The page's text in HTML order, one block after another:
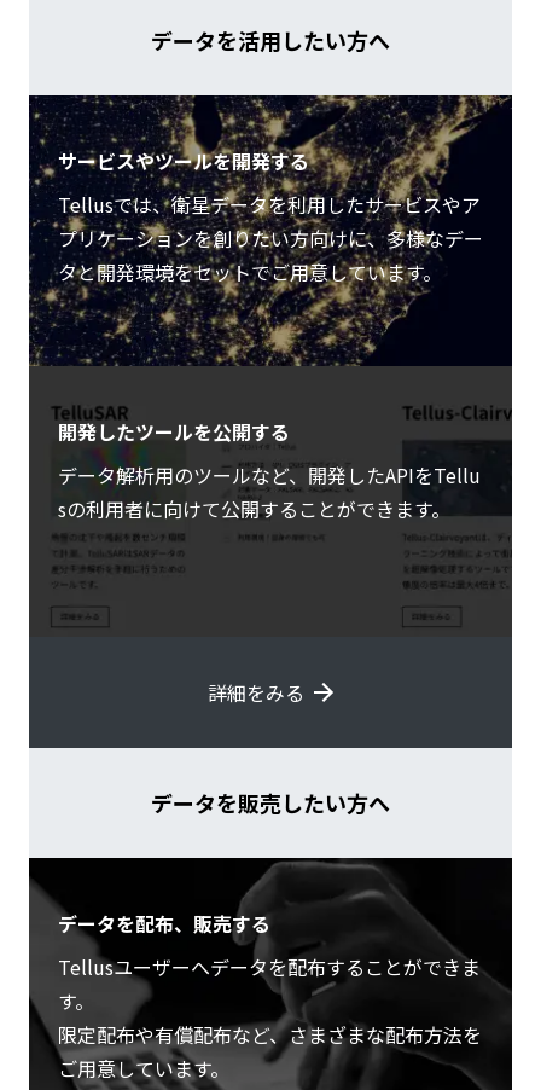
データを活用したい方へ
サービスやツールを開発する
Tellusでは、衛星データを利用したサービスやア
プリケーションを創りたい方向けに、多様なデー
タと開発環境をセットでご用意しています。
開発したツールを公開する
データ解析用のツールなど、開発したAPIをTellu
sの利用者に向けて公開することができます。
詳細をみる
データを販売したい方へ
データを配布、販売する
Tellusユーザーへデータを配布することができま
す。
限定配布や有償配布など、さまざまな配布方法を
ご用意しています。